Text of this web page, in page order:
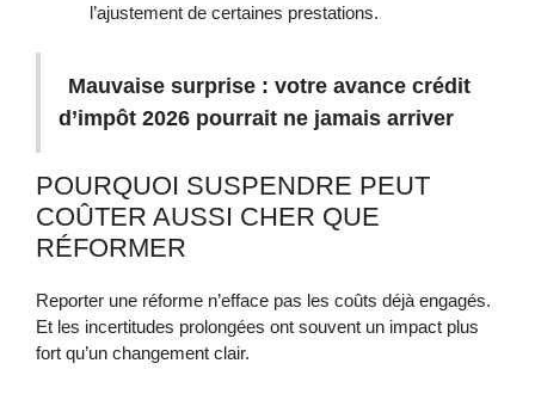
l’ajustement de certaines prestations.
Mauvaise surprise : votre avance crédit
d’impôt 2026 pourrait ne jamais arriver
POURQUOI SUSPENDRE PEUT
COÛTER AUSSI CHER QUE
RÉFORMER
Reporter une réforme n’efface pas les coûts déjà engagés.
Et les incertitudes prolongées ont souvent un impact plus
fort qu’un changement clair.